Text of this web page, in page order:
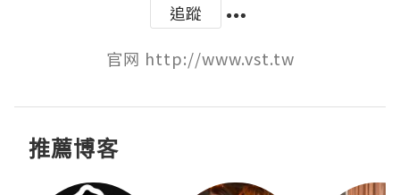
追蹤
官网 http://www.vst.tw
推薦博客